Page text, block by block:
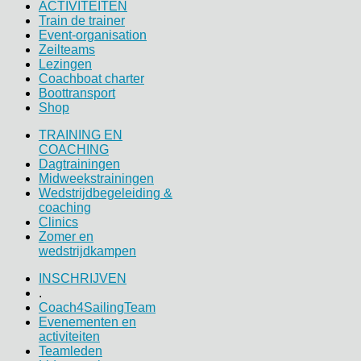
ACTIVITEITEN
Train de trainer
Event-organisation
Zeilteams
Lezingen
Coachboat charter
Boottransport
Shop
TRAINING EN
COACHING
Dagtrainingen
Midweekstrainingen
Wedstrijdbegeleiding &
coaching
Clinics
Zomer en
wedstrijdkampen
INSCHRIJVEN
.
Coach4SailingTeam
Evenementen en
activiteiten
Teamleden